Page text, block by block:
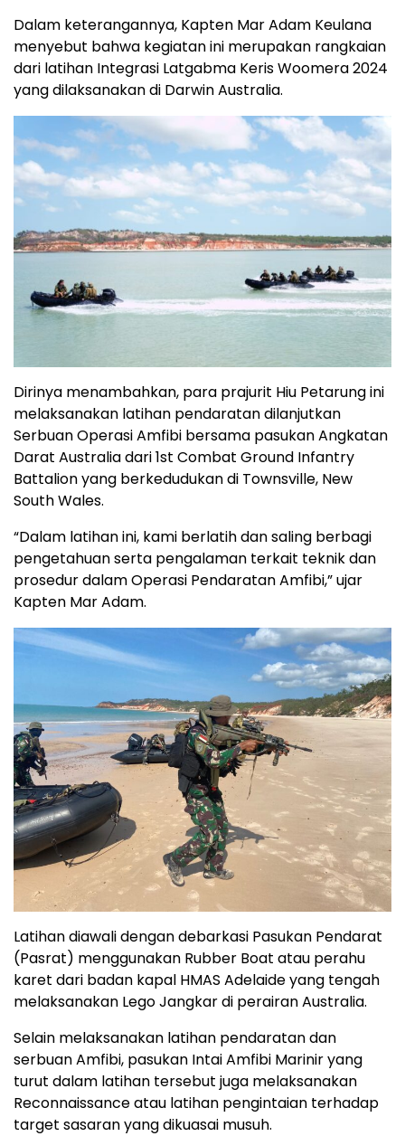
Dalam keterangannya, Kapten Mar Adam Keulana
menyebut bahwa kegiatan ini merupakan rangkaian
dari latihan Integrasi Latgabma Keris Woomera 2024
yang dilaksanakan di Darwin Australia.
Dirinya menambahkan, para prajurit Hiu Petarung ini
melaksanakan latihan pendaratan dilanjutkan
Serbuan Operasi Amfibi bersama pasukan Angkatan
Darat Australia dari 1st Combat Ground Infantry
Battalion yang berkedudukan di Townsville, New
South Wales.
“Dalam latihan ini, kami berlatih dan saling berbagi
pengetahuan serta pengalaman terkait teknik dan
prosedur dalam Operasi Pendaratan Amfibi,” ujar
Kapten Mar Adam.
Latihan diawali dengan debarkasi Pasukan Pendarat
(Pasrat) menggunakan Rubber Boat atau perahu
karet dari badan kapal HMAS Adelaide yang tengah
melaksanakan Lego Jangkar di perairan Australia.
Selain melaksanakan latihan pendaratan dan
serbuan Amfibi, pasukan Intai Amfibi Marinir yang
turut dalam latihan tersebut juga melaksanakan
Reconnaissance atau latihan pengintaian terhadap
target sasaran yang dikuasai musuh.